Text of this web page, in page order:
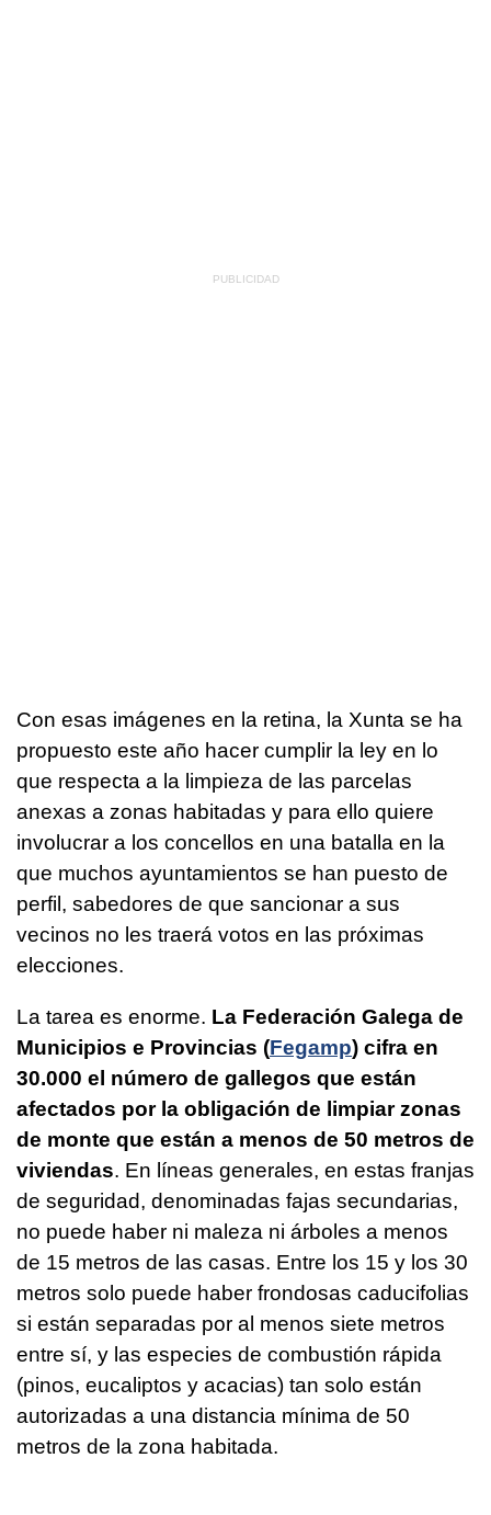
Con esas imágenes en la retina, la Xunta se ha
propuesto este año hacer cumplir la ley en lo
que respecta a la limpieza de las parcelas
anexas a zonas habitadas y para ello quiere
involucrar a los concellos en una batalla en la
que muchos ayuntamientos se han puesto de
perfil, sabedores de que sancionar a sus
vecinos no les traerá votos en las próximas
elecciones.
La tarea es enorme. La Federación Galega de
Municipios e Provincias (Fegamp) cifra en
30.000 el número de gallegos que están
afectados por la obligación de limpiar zonas
de monte que están a menos de 50 metros de
viviendas. En líneas generales, en estas franjas
de seguridad, denominadas fajas secundarias,
no puede haber ni maleza ni árboles a menos
de 15 metros de las casas. Entre los 15 y los 30
metros solo puede haber frondosas caducifolias
si están separadas por al menos siete metros
entre sí, y las especies de combustión rápida
(pinos, eucaliptos y acacias) tan solo están
autorizadas a una distancia mínima de 50
metros de la zona habitada.